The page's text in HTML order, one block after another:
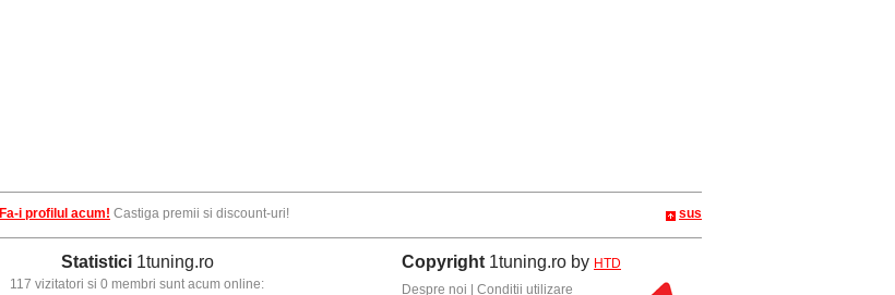
Fa-i profilul acum! Castiga premii si discount-uri! sus
Statistici 1tuning.ro
117 vizitatori si 0 membri sunt acum online:
Copyright 1tuning.ro by HTD
Despre noi
Conditii utilizare